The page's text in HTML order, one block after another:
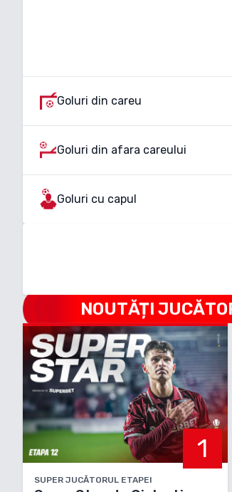
Goluri din careu
Goluri din afara careului
Goluri cu capul
NOUTĂȚI
1
SUPER JUCĂTORUL ETAPEI